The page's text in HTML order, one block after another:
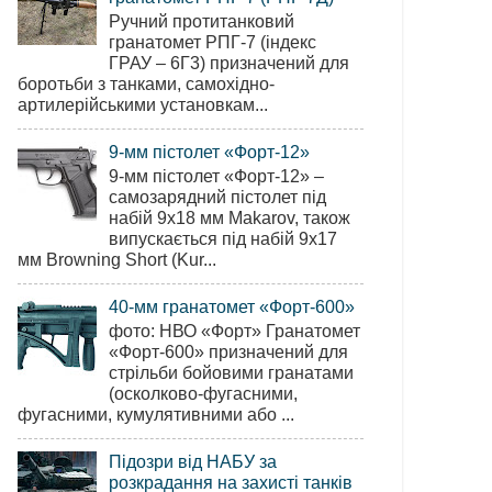
Ручний протитанковий
гранатомет РПГ-7 (індекс
ГРАУ – 6Г3) призначений для
боротьби з танками, самохідно-
артилерійськими установкам...
9-мм пістолет «Форт-12»
9-мм пістолет «Форт-12» –
самозарядний пістолет під
набій 9х18 мм Makarov, також
випускається під набій 9х17
мм Browning Short (Kur...
40-мм гранатомет «Форт-600»
фото: НВО «Форт» Гранатомет
«Форт-600» призначений для
стрільби бойовими гранатами
(осколково-фугасними,
фугасними, кумулятивними або ...
Підозри від НАБУ за
розкрадання на захисті танків